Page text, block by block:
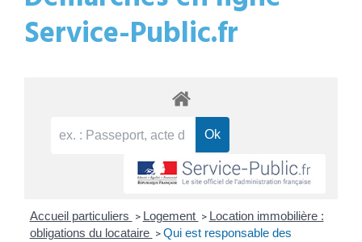
Service-Public.fr
Accueil particuliers > Logement > Location immobilière :
obligations du locataire > Qui est responsable des